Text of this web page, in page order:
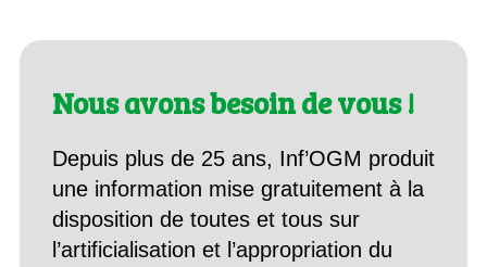
Nous avons besoin de vous !
Depuis plus de 25 ans, Inf’OGM produit
une information mise gratuitement à la
disposition de toutes et tous sur
l’artificialisation et l’appropriation du